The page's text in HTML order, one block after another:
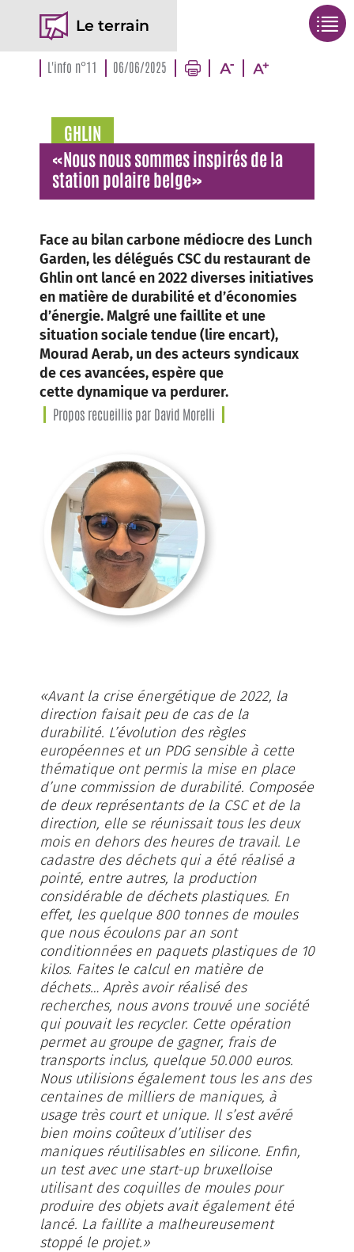
Le terrain
L'info n°11 06/06/2025
GHLIN
«Nous nous sommes inspirés de la
station polaire belge»
Face au bilan carbone médiocre des Lunch
Garden, les délégués CSC du restaurant de
Ghlin ont lancé en 2022 diverses initiatives
en matière de durabilité et d’économies
d’énergie. Malgré une faillite et une
situation sociale tendue (lire encart),
Mourad Aerab, un des acteurs syndicaux
de ces avancées, espère que
cette dynamique va perdurer.
Propos recueillis par David Morelli
«Avant la crise énergétique de 2022, la
direction faisait peu de cas de la
durabilité. L’évolution des règles
européennes et un PDG sensible à cette
thématique ont permis la mise en place
d’une commission de durabilité. Composée
de deux représentants de la CSC et de la
direction, elle se réunissait tous les deux
mois en dehors des heures de travail. Le
cadastre des déchets qui a été réalisé a
pointé, entre autres, la production
considérable de déchets plastiques. En
effet, les quelque 800 tonnes de moules
que nous écoulons par an sont
conditionnées en paquets plastiques de 10
kilos. Faites le calcul en matière de
déchets… Après avoir réalisé des
recherches, nous avons trouvé une société
qui pouvait les recycler. Cette opération
permet au groupe de gagner, frais de
transports inclus, quelque 50.000 euros.
Nous utilisions également tous les ans des
centaines de milliers de maniques, à
usage très court et unique. Il s’est avéré
bien moins coûteux d’utiliser des
maniques réutilisables en silicone. Enfin,
un test avec une start-up bruxelloise
utilisant des coquilles de moules pour
produire des objets avait également été
lancé. La faillite a malheureusement
stoppé le projet.»